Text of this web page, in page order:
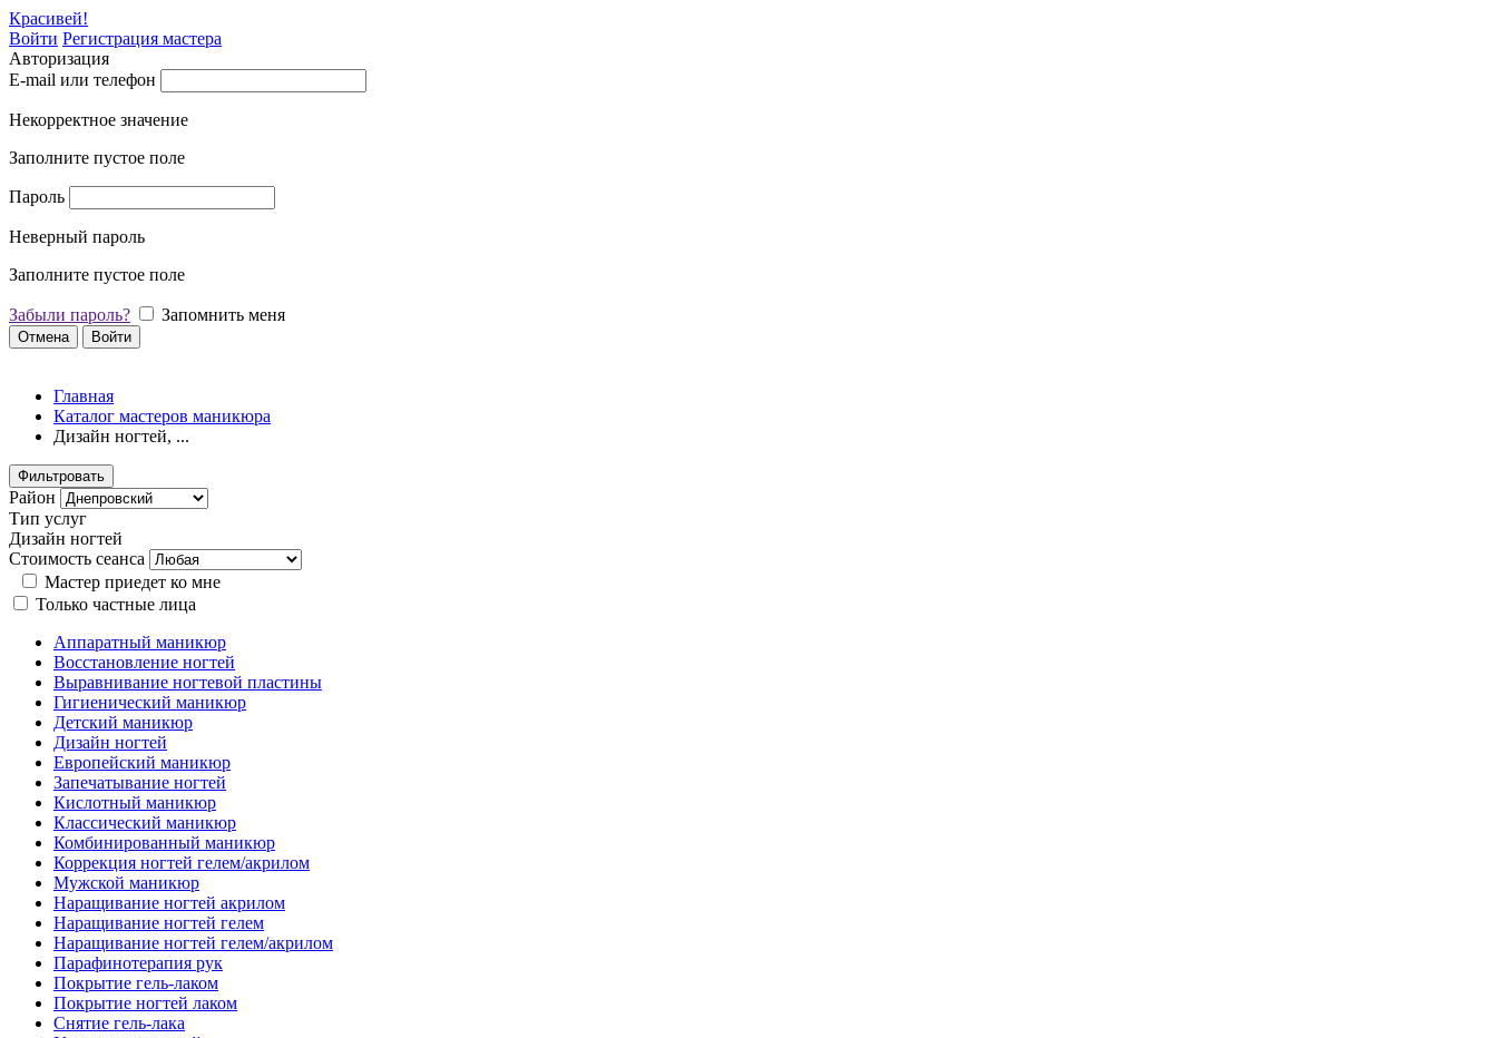
Красивей!
Войти Регистрация мастера
Авторизация
E-mail или телефон
Некорректное значение
Заполните пустое поле
Пароль
Неверный пароль
Заполните пустое поле
Забыли пароль? Запомнить меня
Отмена Войти
Главная
Каталог мастеров маникюра
Дизайн ногтей, ...
Фильтровать
Район
Тип услуг
Дизайн ногтей
Стоимость сеанса
Мастер приедет ко мне
Только частные лица
Аппаратный маникюр
Восстановление ногтей
Выравнивание ногтевой пластины
Гигиенический маникюр
Детский маникюр
Дизайн ногтей
Европейский маникюр
Запечатывание ногтей
Кислотный маникюр
Классический маникюр
Комбинированный маникюр
Коррекция ногтей гелем/акрилом
Мужской маникюр
Наращивание ногтей акрилом
Наращивание ногтей гелем
Наращивание ногтей гелем/акрилом
Парафинотерапия рук
Покрытие гель-лаком
Покрытие ногтей лаком
Снятие гель-лака